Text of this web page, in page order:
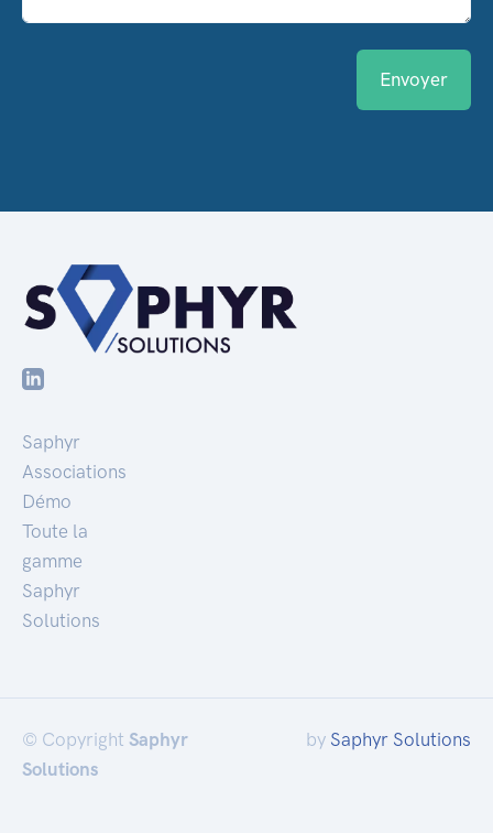
Envoyer
Saphyr
Associations
Démo
Toute la
gamme
Saphyr
Solutions
© Copyright Saphyr
Solutions
by Saphyr Solutions